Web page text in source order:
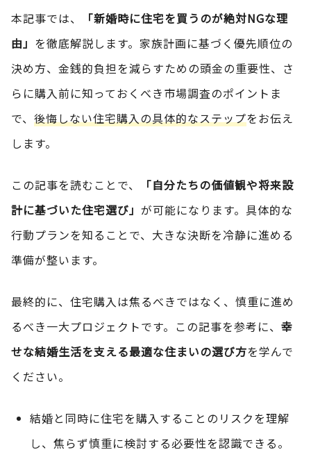
本記事では、
「新婚時に住宅を買うのが絶対NGな理
由」 を徹底解説します。家族計画に基づく優先順位の
決め方、金銭的負担を減らすための頭金の重要性、さ
らに購入前に知っておくべき市場調査のポイントま
で、 後悔しない住宅購入の具体的なステップをお伝え
します。
この記事を読むことで、
「自分たちの価値観や将来設
計に基づいた住宅選び」 が可能になります。具体的な
行動プランを知ることで、大きな決断を冷静に進める
準備が整います。
最終的に、住宅購入は焦るべきではなく、慎重に進め
るべき一大プロジェクトです。この記事を参考に、 幸
せな結婚生活を支える最適な住まいの選び方を学んで
ください。
結婚と同時に住宅を購入することのリスクを理解
し、焦らず慎重に検討する必要性を認識できる。